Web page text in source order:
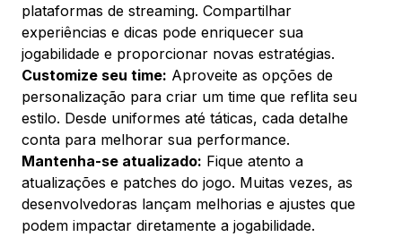
plataformas de streaming. Compartilhar
experiências e dicas pode enriquecer sua
jogabilidade e proporcionar novas estratégias.
Customize seu time: Aproveite as opções de
personalização para criar um time que reflita seu
estilo. Desde uniformes até táticas, cada detalhe
conta para melhorar sua performance.
Mantenha-se atualizado: Fique atento a
atualizações e patches do jogo. Muitas vezes, as
desenvolvedoras lançam melhorias e ajustes que
podem impactar diretamente a jogabilidade.